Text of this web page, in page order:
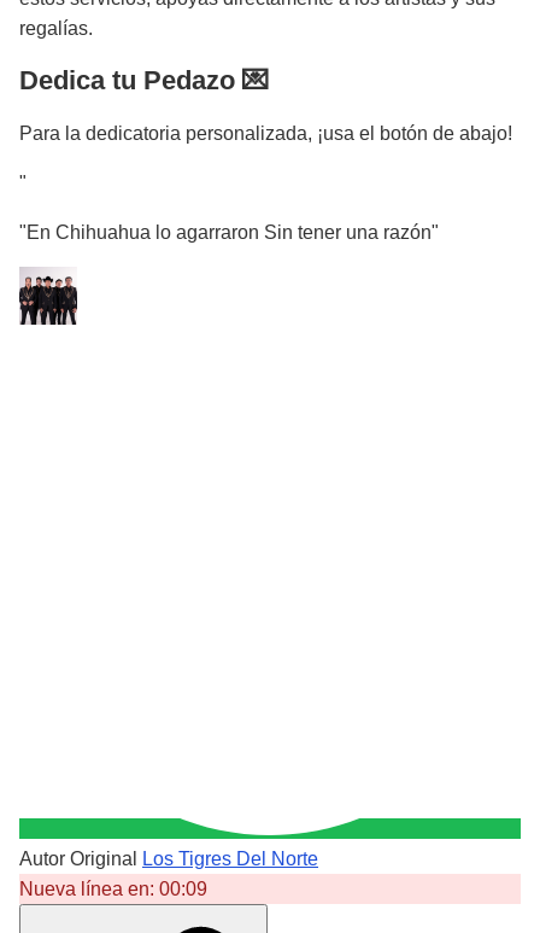
regalías.
Dedica tu Pedazo 💌
Para la dedicatoria personalizada, ¡usa el botón de abajo!
"
"En Chihuahua lo agarraron Sin tener una razón"
Autor Original
Los Tigres Del Norte
Nueva línea en: 00:09